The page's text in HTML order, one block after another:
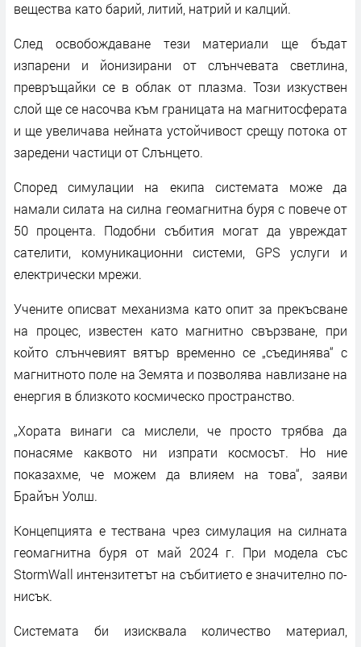
вещества като барий, литий, натрий и калций.
След освобождаване тези материали ще бъдат
изпарени и йонизирани от слънчевата светлина,
превръщайки се в облак от плазма. Този изкуствен
слой ще се насочва към границата на магнитосферата
и ще увеличава нейната устойчивост срещу потока от
заредени частици от Слънцето.
Според симулации на екипа системата може да
намали силата на силна геомагнитна буря с повече от
50 процента. Подобни събития могат да увреждат
сателити, комуникационни системи, GPS услуги и
електрически мрежи.
Учените описват механизма като опит за прекъсване
на процес, известен като магнитно свързване, при
който слънчевият вятър временно се „съединява“ с
магнитното поле на Земята и позволява навлизане на
енергия в близкото космическо пространство.
„Хората винаги са мислели, че просто трябва да
понасяме каквото ни изпрати космосът. Но ние
показахме, че можем да влияем на това“, заяви
Брайън Уолш.
Концепцията е тествана чрез симулация на силната
геомагнитна буря от май 2024 г. При модела със
StormWall интензитетът на събитието е значително по-
нисък.
Системата би изисквала количество материал,